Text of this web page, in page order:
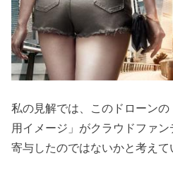
私の見解では、このドローン
用イメージ」がクラウドファン
寄与したのではないかと考えて